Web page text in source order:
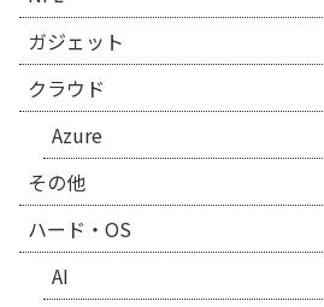
ガジェット
クラウド
Azure
その他
ハード・OS
AI